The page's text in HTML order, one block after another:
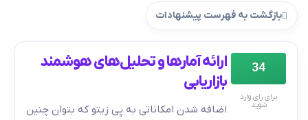
بازگشت به فهرست پیشنهادات
34
برای رای وارد
شوید
ارائه آمارها و تحلیل‌های هوشمند
بازاریابی
اضافه شدن امکاناتی به پِی زیتو که بتوان چنین